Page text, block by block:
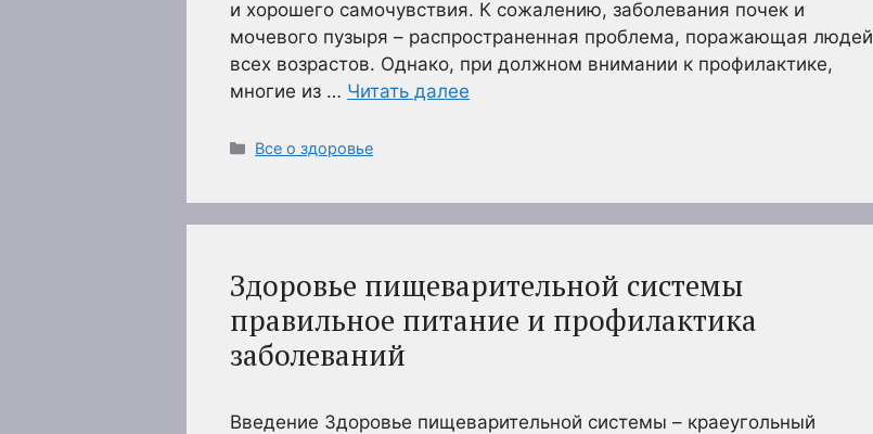
и хорошего самочувствия. К сожалению, заболевания почек и
мочевого пузыря – распространенная проблема, поражающая людей
всех возрастов. Однако, при должном внимании к профилактике,
многие из … Читать далее
Рубрики
Все о здоровье
Здоровье пищеварительной системы
правильное питание и профилактика
заболеваний
Введение Здоровье пищеварительной системы – краеугольный